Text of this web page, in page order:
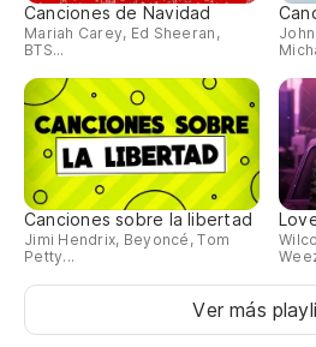
Canciones de Navidad
Mariah Carey, Ed Sheeran,
BTS...
Canciones sobre la libertad
Jimi Hendrix, Beyoncé, Tom
Petty...
Ver más